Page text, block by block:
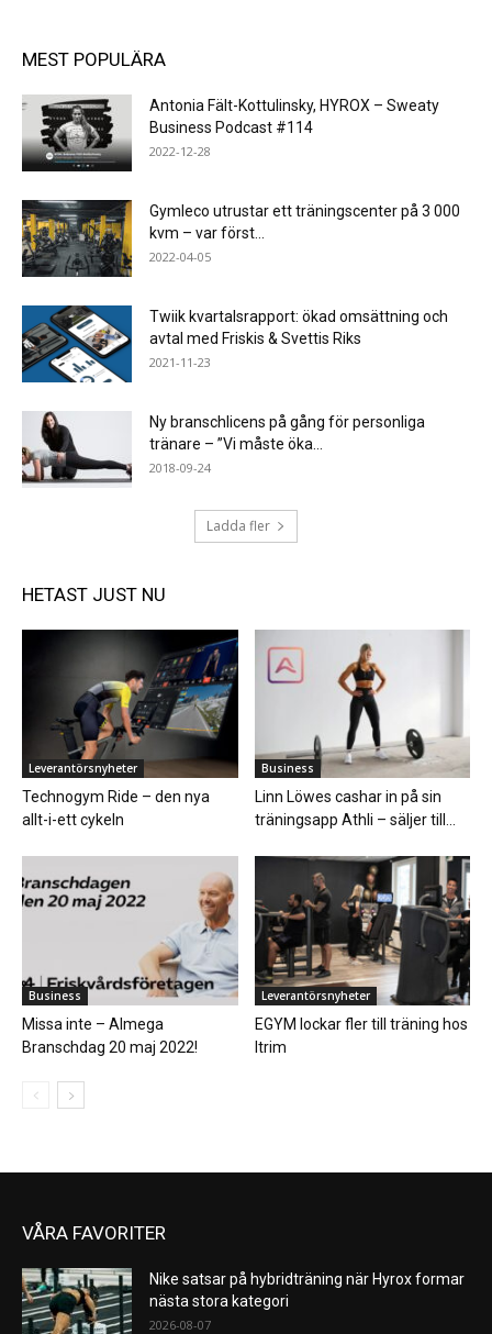
MEST POPULÄRA
Antonia Fält-Kottulinsky, HYROX – Sweaty
Business Podcast #114
2022-12-28
Gymleco utrustar ett träningscenter på 3 000
kvm – var först...
2022-04-05
Twiik kvartalsrapport: ökad omsättning och
avtal med Friskis & Svettis Riks
2021-11-23
Ny branschlicens på gång för personliga
tränare – ”Vi måste öka...
2018-09-24
Ladda fler
HETAST JUST NU
Leverantörsnyheter
Technogym Ride – den nya
allt-i-ett cykeln
Business
Linn Löwes cashar in på sin
träningsapp Athli – säljer till...
Business
Missa inte – Almega
Branschdag 20 maj 2022!
Leverantörsnyheter
EGYM lockar fler till träning hos
Itrim
VÅRA FAVORITER
Nike satsar på hybridträning när Hyrox formar
nästa stora kategori
2026-08-07